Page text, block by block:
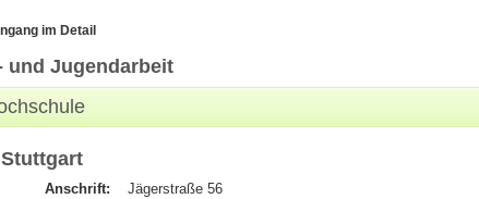
im Detail
und Jugendarbeit
Anschrift:
Jägerstraße 56